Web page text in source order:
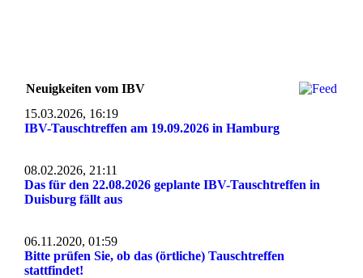
Neuigkeiten vom IBV
15.03.2026, 16:19
IBV-Tauschtreffen am 19.09.2026 in Hamburg
08.02.2026, 21:11
Das für den 22.08.2026 geplante IBV-Tauschtreffen in
Duisburg fällt aus
06.11.2020, 01:59
Bitte prüfen Sie, ob das (örtliche) Tauschtreffen
stattfindet!